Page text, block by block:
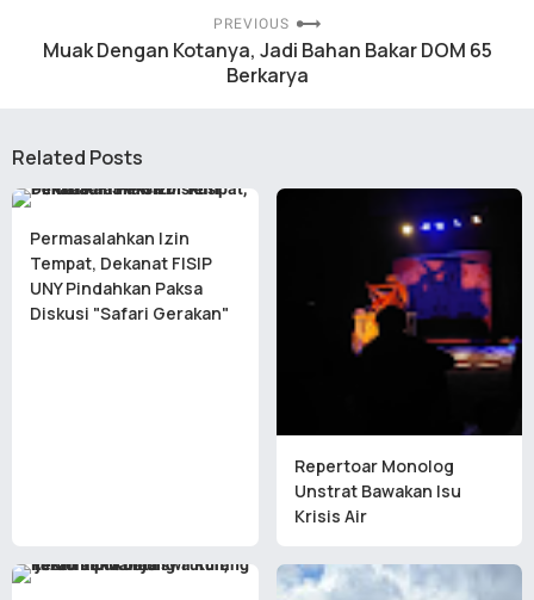
PREVIOUS
Muak Dengan Kotanya, Jadi Bahan Bakar DOM 65
Berkarya
Related Posts
Permasalahkan Izin
Tempat, Dekanat FISIP
UNY Pindahkan Paksa
Diskusi "Safari Gerakan"
Repertoar Monolog
Unstrat Bawakan Isu
Krisis Air